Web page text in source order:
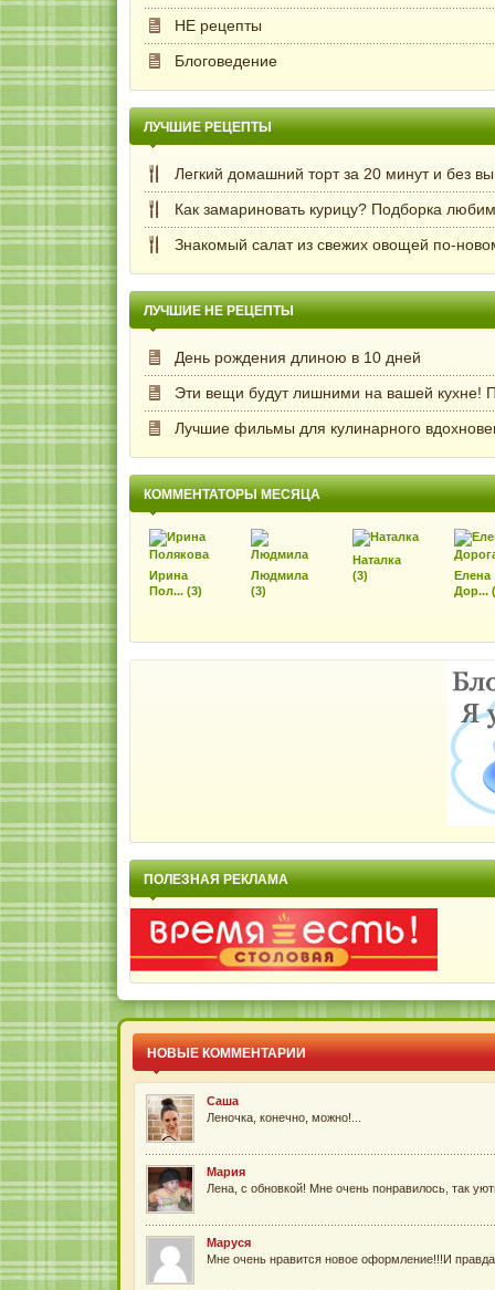
НЕ рецепты
Блоговедение
ЛУЧШИЕ РЕЦЕПТЫ
Легкий домашний торт за 20 минут и без
Как замариновать курицу? Подборка
Знакомый салат из свежих овощей по-
ЛУЧШИЕ НЕ РЕЦЕПТЫ
День рождения длиною в 10 дней
Эти вещи будут лишними на вашей кухне!
Лучшие фильмы для кулинарного
КОММЕНТАТОРЫ МЕСЯЦА
Ирина
Пол... (3)
Людмила
(3)
Наталка
(3)
Елена
Дор...
ПОЛЕЗНАЯ РЕКЛАМА
НОВЫЕ КОММЕНТАРИИ
Саша
Леночка, конечно, можно!...
Мария
Лена, с обновкой! Мне очень понравилось, так
Маруся
Мне очень нравится новое оформление!!!И